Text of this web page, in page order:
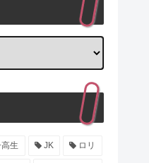
生 JK ロリ